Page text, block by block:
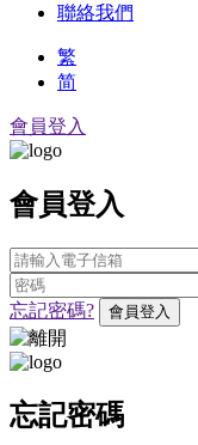
聯絡我們
繁
简
會員登入
會員登入
忘記密碼? 會員登入
忘記密碼